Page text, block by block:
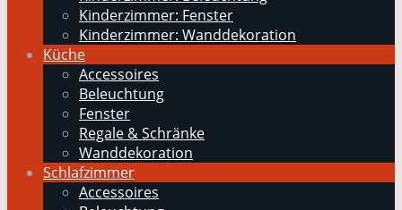
Kinderzimmer: Fenster
Kinderzimmer: Wanddekoration
Küche
Accessoires
Beleuchtung
Fenster
Regale & Schränke
Wanddekoration
Schlafzimmer
Accessoires